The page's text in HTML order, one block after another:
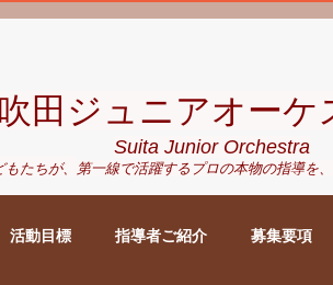
吹田ジュニアオーケ
Suita Junior Orchestra
たちが、 第一線で活躍するプロの本物の指導を
活動目標 指導者ご紹介 募集要項